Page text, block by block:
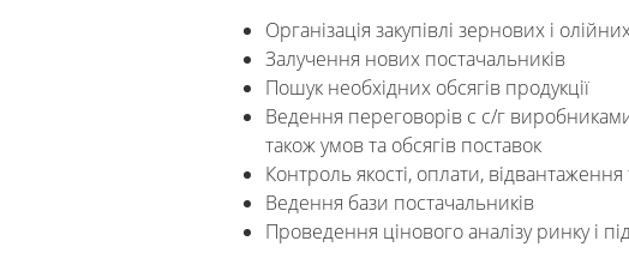
Організація закупівлі зернових і
Залучення нових постачальників
Пошук необхідних обсягів продукції
Ведення переговорів с с/г
також умов та обсягів поставок
Контроль якості, оплати, відвантаження
Ведення бази постачальників
Проведення цінового аналізу ринку і